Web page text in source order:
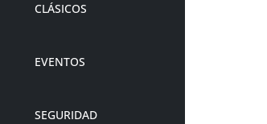
CLÁSICOS
EVENTOS
SEGURIDAD